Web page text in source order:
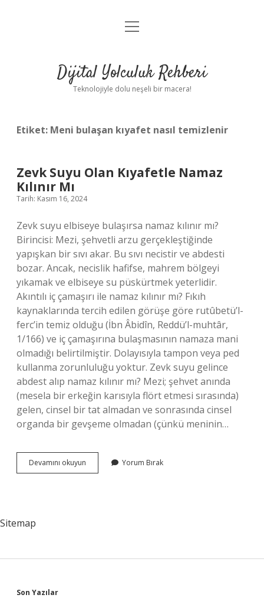
Anasayfa
Yasal Uyarı
menüyü
Dijital Yolculuk Rehberi
Teknolojiyle dolu neşeli bir macera!
Etiket: Meni bulaşan kıyafet nasıl temizlenir
Zevk Suyu Olan Kıyafetle Namaz
Kılınır Mı
Tarih: Kasım 16, 2024
Zevk suyu elbiseye bulaşırsa namaz kılınır mı?
Birincisi: Mezi, şehvetli arzu gerçekleştiğinde
yapışkan bir sıvı akar. Bu sıvı necistir ve abdesti
bozar. Ancak, necislik hafifse, mahrem bölgeyi
yıkamak ve elbiseye su püskürtmek yeterlidir.
Akıntılı iç çamaşırı ile namaz kılınır mı? Fıkıh
kaynaklarında tercih edilen görüşe göre rutûbetü’l-
ferc’in temiz olduğu (İbn Âbidîn, Reddü’l-muhtâr,
1/166) ve iç çamaşırına bulaşmasının namaza mani
olmadığı belirtilmiştir. Dolayısıyla tampon veya ped
kullanma zorunluluğu yoktur. Zevk suyu gelince
abdest alıp namaz kılınır mı? Mezi; şehvet anında
(mesela bir erkeğin karısıyla flört etmesi sırasında)
gelen, cinsel bir tat almadan ve sonrasında cinsel
organda bir gevşeme olmadan (çünkü meninin…
Devamını okuyun
Suyu
Yorum Bırak
Sitemap
Sidebar
Son Yazılar